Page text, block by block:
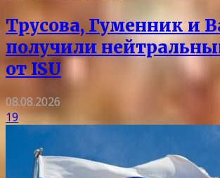
Трусова, Гуменник и
получили
от ISU
08.08.2026
19